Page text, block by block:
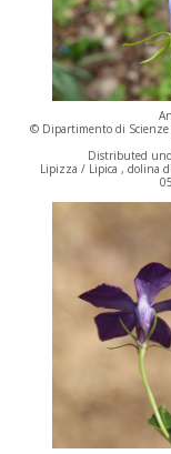
© Dipartimento di
Distributed
Lipizza / Lipica , dolina